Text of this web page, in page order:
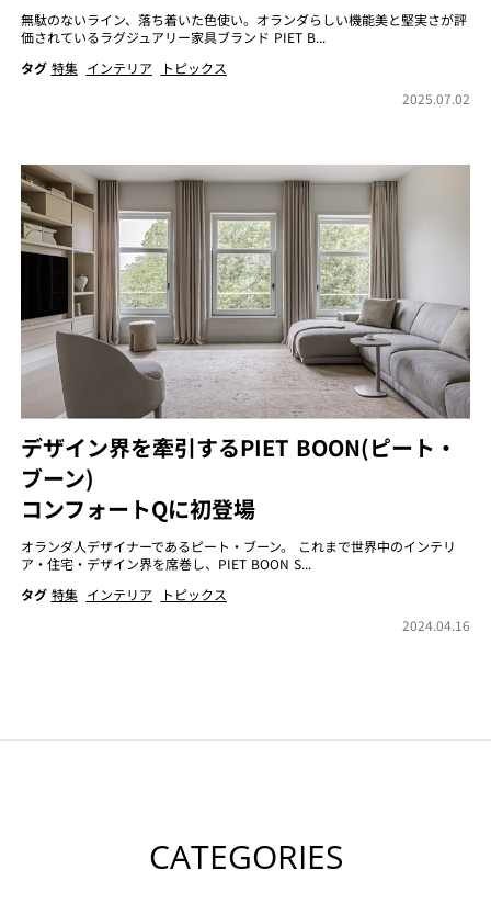
無駄のないライン、落ち着いた色使い。オランダらしい機能美と堅実さが評
価されているラグジュアリー家具ブランド PIET B...
タグ 特集 インテリア
トピックス
2025.07.02
デザイン界を牽引するPIET BOON(ピート・
ブーン)
コンフォートQに初登場
オランダ人デザイナーであるピート・ブーン。 これまで世界中のインテリ
ア・住宅・デザイン界を席巻し、PIET BOON S...
タグ 特集 インテリア
トピックス
2024.04.16
CATEGORIES